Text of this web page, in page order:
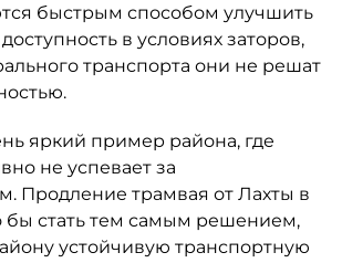
быстрым способом улучшить
в условиях заторов,
транспорта они не решат
яркий пример района, где
не успевает за
Продление трамвая от Лахты в
бы стать тем самым решением,
устойчивую транспортную